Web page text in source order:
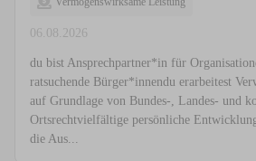
06.08.2026
du bist Ansprechpartner*in für
ratsuchende Bürger*innendu erarbeitest
auf Grundlage von Bundes-, Landes- und
Ortsrechtvielfältige persönliche
die Aus...